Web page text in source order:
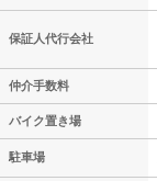
保証人代行会社
仲介手数料
バイク置き場
駐車場